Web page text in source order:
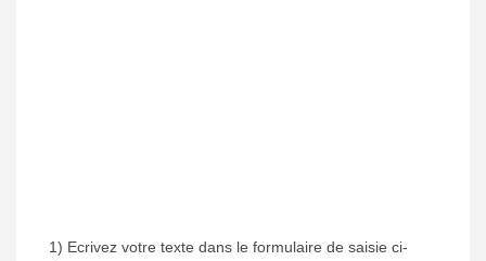
1) Ecrivez votre texte dans le formulaire de saisie ci-